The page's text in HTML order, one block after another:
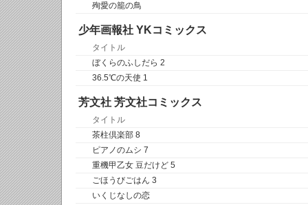
殉愛の籠の鳥
少年画報社 YKコミックス
タイトル
ぼくらのふしだら 2
36.5℃の天使 1
芳文社 芳文社コミックス
タイトル
茶柱倶楽部 8
ピアノのムシ 7
重機甲乙女 豆だけど 5
ごほうびごはん 3
いくじなしの恋